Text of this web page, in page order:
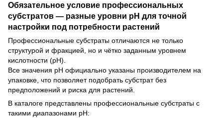
Обязательное условие профессиональных
субстратов — разные уровни pH для точной
настройки под потребности растений
Профессиональные субстраты отличаются не только
структурой и фракцией, но и чётко заданным уровнем
кислотности (pH).
Все значения pH официально указаны производителем на
упаковке, что позволяет подобрать субстрат без
предположений и риска для растений.
В каталоге представлены профессиональные субстраты с
такими диапазонами pH: